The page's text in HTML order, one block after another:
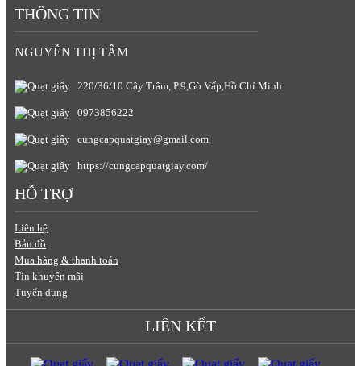
THÔNG TIN
NGUYỄN THỊ TÂM
220/36/10 Cây Trâm, P.9,Gò Vấp,Hồ Chí Minh
0973856222
cungcapquatgiay@gmail.com
https://cungcapquatgiay.com/
HỖ TRỢ
Liên hệ
Bản đồ
Mua hàng & thanh toán
Tin khuyến mãi
Tuyển dụng
LIÊN KẾT